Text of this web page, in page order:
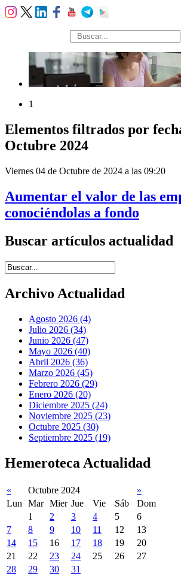
búsqueda
1
Elementos filtrados por
Octubre 2024
Viernes 04 de Octubre de 2024 a las 09:20
Aumentar el valor de las
conociéndolas a fondo
Buscar artículos actualidad
Introduce términos de búsqueda
Archivo Actualidad
Agosto 2026 (4)
Julio 2026 (34)
Junio 2026 (47)
Mayo 2026 (40)
Abril 2026 (36)
Marzo 2026 (45)
Febrero 2026 (29)
Enero 2026 (20)
Diciembre 2025 (24)
Noviembre 2025 (23)
Octubre 2025 (30)
Septiembre 2025 (19)
Hemeroteca Actualidad
« Octubre 2024
»
Lun
Mar Mier Jue Vie Sáb
Dom
1
2 3 4 5
6
7
8 9 10 11 12
13
14
15 16 17 18 19
20
21
22 23 24 25 26
27
28
29 30 31